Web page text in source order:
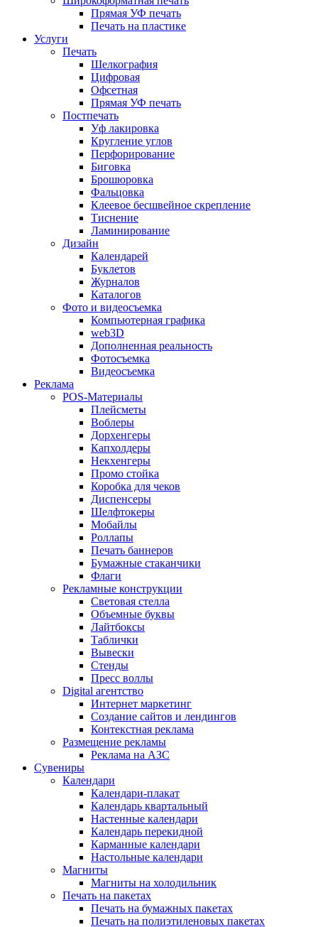
Прямая УФ печать
Печать на пластике
Услуги
Печать
Шелкография
Цифровая
Офсетная
Прямая УФ печать
Постпечать
Уф лакировка
Кругление углов
Перфорирование
Биговка
Брошюровка
Фальцовка
Клеевое бесшвейное скрепление
Тиснение
Ламинирование
Дизайн
Календарей
Буклетов
Журналов
Каталогов
Фото и видеосъемка
Компьютерная графика
web3D
Дополненная реальность
Фотосъемка
Видеосъемка
Реклама
POS-Материалы
Плейсметы
Воблеры
Дорхенгеры
Капхолдеры
Некхенгеры
Промо стойка
Коробка для чеков
Диспенсеры
Шелфтокеры
Мобайлы
Роллапы
Печать баннеров
Бумажные стаканчики
Флаги
Рекламные конструкции
Световая стелла
Объемные буквы
Лайтбоксы
Таблички
Вывески
Стенды
Пресс воллы
Digital агентство
Интернет маркетинг
Создание сайтов и лендингов
Контекстная реклама
Размещение рекламы
Реклама на АЗС
Сувениры
Календари
Календари-плакат
Календарь квартальный
Настенные календари
Календарь перекидной
Карманные календари
Настольные календари
Магниты
Магниты на холодильник
Печать на пакетах
Печать на бумажных пакетах
Печать на полиэтиленовых пакетах